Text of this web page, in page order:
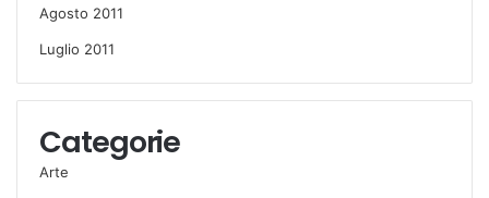
Agosto 2011
Luglio 2011
Categorie
Arte